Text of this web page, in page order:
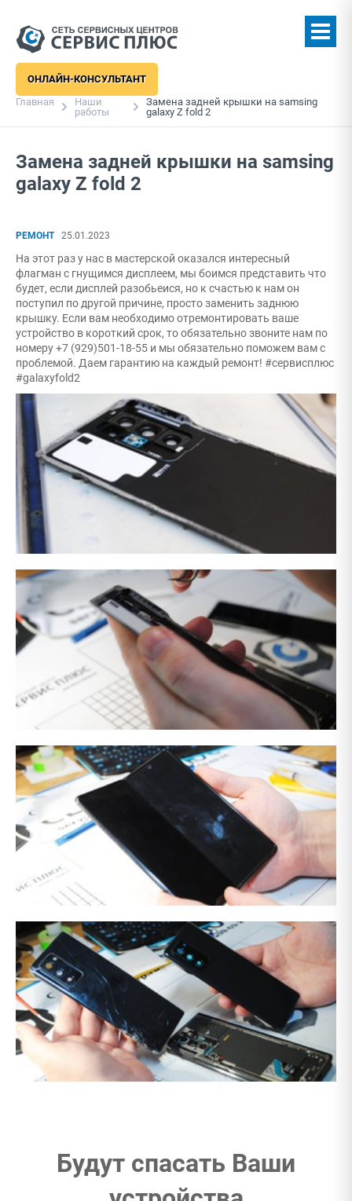
ОНЛАЙН-КОНСУЛЬТАНТ
Главная
Наши
работы
Замена задней крышки на samsing
galaxy Z fold 2
Замена задней крышки на samsing
galaxy Z fold 2
РЕМОНТ 25.01.2023
На этот раз у нас в мастерской оказался интересный
флагман с гнущимся дисплеем, мы боимся представить что
будет, если дисплей разобьеися, но к счастью к нам он
поступил по другой причине, просто заменить заднюю
крышку. Если вам необходимо отремонтировать ваше
устройство в короткий срок, то обязательно звоните нам по
номеру +7 (929)501-18-55 и мы обязательно поможем вам с
проблемой. Даем гарантию на каждый ремонт! #сервисплюс
#galaxyfold2
Будут спасать Ваши